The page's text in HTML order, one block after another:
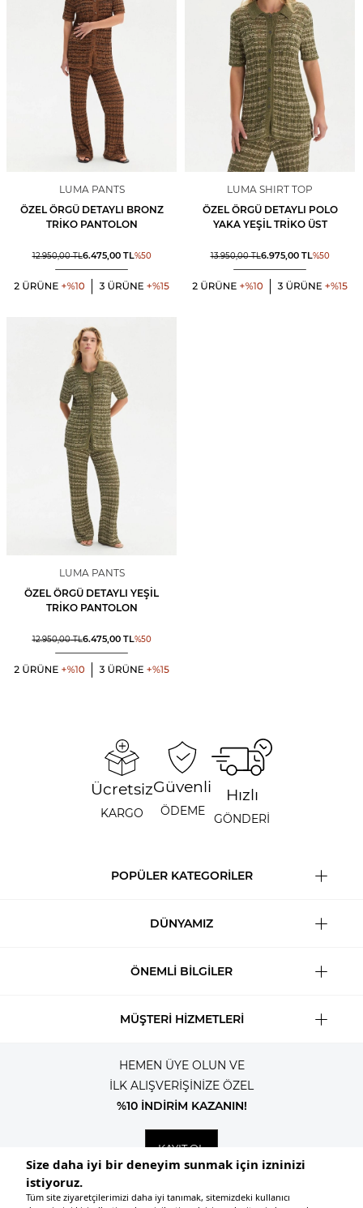
LUMA PANTS
ÖZEL ÖRGÜ DETAYLI BRONZ
TRIKO PANTOLON
12.950,00TL6.475,00TL%50
LUMA SHIRT TOP
ÖZEL ÖRGÜ DETAYLI POLO
YAKA YEŞIL TRIKO ÜST
13.950,00TL6.975,00TL%50
LUMA PANTS
ÖZEL ÖRGÜ DETAYLI YEŞIL
TRIKO PANTOLON
12.950,00TL6.475,00TL%50
Ücretsiz
KARGO
Güvenli
ÖDEME
Hızlı
GÖNDERİ
POPÜLER KATEGORİLER
DÜNYAMIZ
ÖNEMLİ BİLGİLER
MÜŞTERİ HİZMETLERİ
HEMEN ÜYE OLUN VE
İLK ALIŞVERİŞİNİZE ÖZEL
%10 İNDİRİM KAZANIN!
KAYIT OL